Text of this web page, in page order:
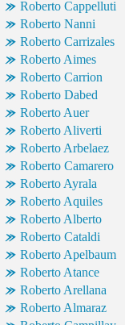
Roberto Cappelluti
Roberto Nanni
Roberto Carrizales
Roberto Aimes
Roberto Carrion
Roberto Dabed
Roberto Auer
Roberto Aliverti
Roberto Arbelaez
Roberto Camarero
Roberto Ayrala
Roberto Aquiles
Roberto Alberto
Roberto Cataldi
Roberto Apelbaum
Roberto Atance
Roberto Arellana
Roberto Almaraz